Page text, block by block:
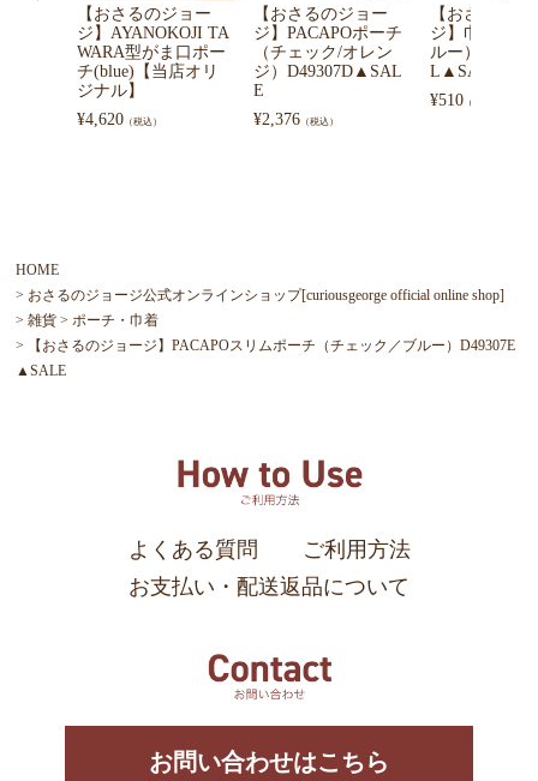
【おさるのジョー
ジ】AYANOKOJI TA
WARA型がま口ポー
チ(blue)【当店オリ
ジナル】
¥4,620 （税込）
【おさるのジョー
ジ】PACAPOポーチ
（チェック/オレン
ジ）D49307D▲SAL
E
¥2,376 （税込）
【おさるのジ
ジ】巾着ポー
ルー）OG-
L▲SALE
¥510 （税込）
HOME
おさるのジョージ公式オンラインショップ[curiousgeorge official online shop]
雑貨
ポーチ・巾着
【おさるのジョージ】PACAPOスリムポーチ（チェック／ブルー）D49307E
▲SALE
よくある質問
ご利用方法
お支払い・配送返品について
お問い合わせはこちら